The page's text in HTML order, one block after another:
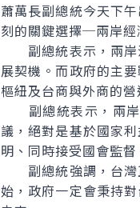
蕭萬長副總統今天下
刻的關鍵選擇─兩岸經
副總統表示，兩岸
展契機。而政府的主
樞紐及台商與外商的營
副總統表示，兩岸
議，絕對是基於國家
明、同時接受國會監督
副總統強調，台灣
始，政府一定會秉持